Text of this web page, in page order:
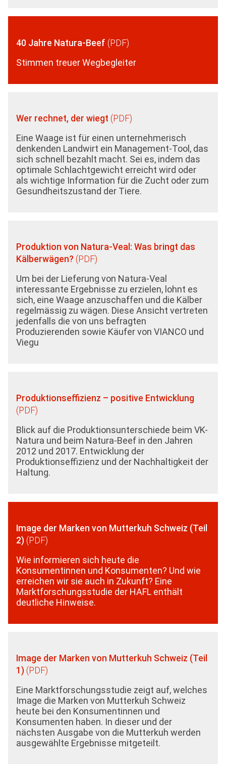
40 Jahre Natura-Beef
Stimmen treuer Wegbegleiter
Wer rechnet, der wiegt
Eine Waage ist für einen unternehmerisch
denkenden Landwirt ein Management-Tool, das
sich schnell bezahlt macht. Sei es, indem das
optimale Schlachtgewicht erreicht wird oder
als wichtige Information für die Zucht oder zum
Gesundheitszustand der Tiere.
Produktion von Natura-Veal: Was bringt das
Kälberwägen?
Um bei der Lieferung von Natura-Veal
interessante Ergebnisse zu erzielen, lohnt es
sich, eine Waage anzuschaffen und die Kälber
regelmässig zu wägen. Diese Ansicht vertreten
jedenfalls die von uns befragten
Produzierenden sowie Käufer von VIANCO und
Viegu
Produktionseffizienz – positive Entwicklung
Blick auf die Produktionsunterschiede beim VK-
Natura und beim Natura-Beef in den Jahren
2012 und 2017. Entwicklung der
Produktionseffizienz und der Nachhaltigkeit der
Haltung.
Image der Marken von Mutterkuh Schweiz (Teil
2)
Wie informieren sich heute die
Konsumentinnen und Konsumenten? Und wie
erreichen wir sie auch in Zukunft? Eine
Marktforschungsstudie der HAFL enthält
deutliche Hinweise.
Image der Marken von Mutterkuh Schweiz (Teil
1)
Eine Marktforschungsstudie zeigt auf, welches
Image die Marken von Mutterkuh Schweiz
heute bei den Konsumentinnen und
Konsumenten haben. In dieser und der
nächsten Ausgabe von die Mutterkuh werden
ausgewählte Ergebnisse mitgeteilt.